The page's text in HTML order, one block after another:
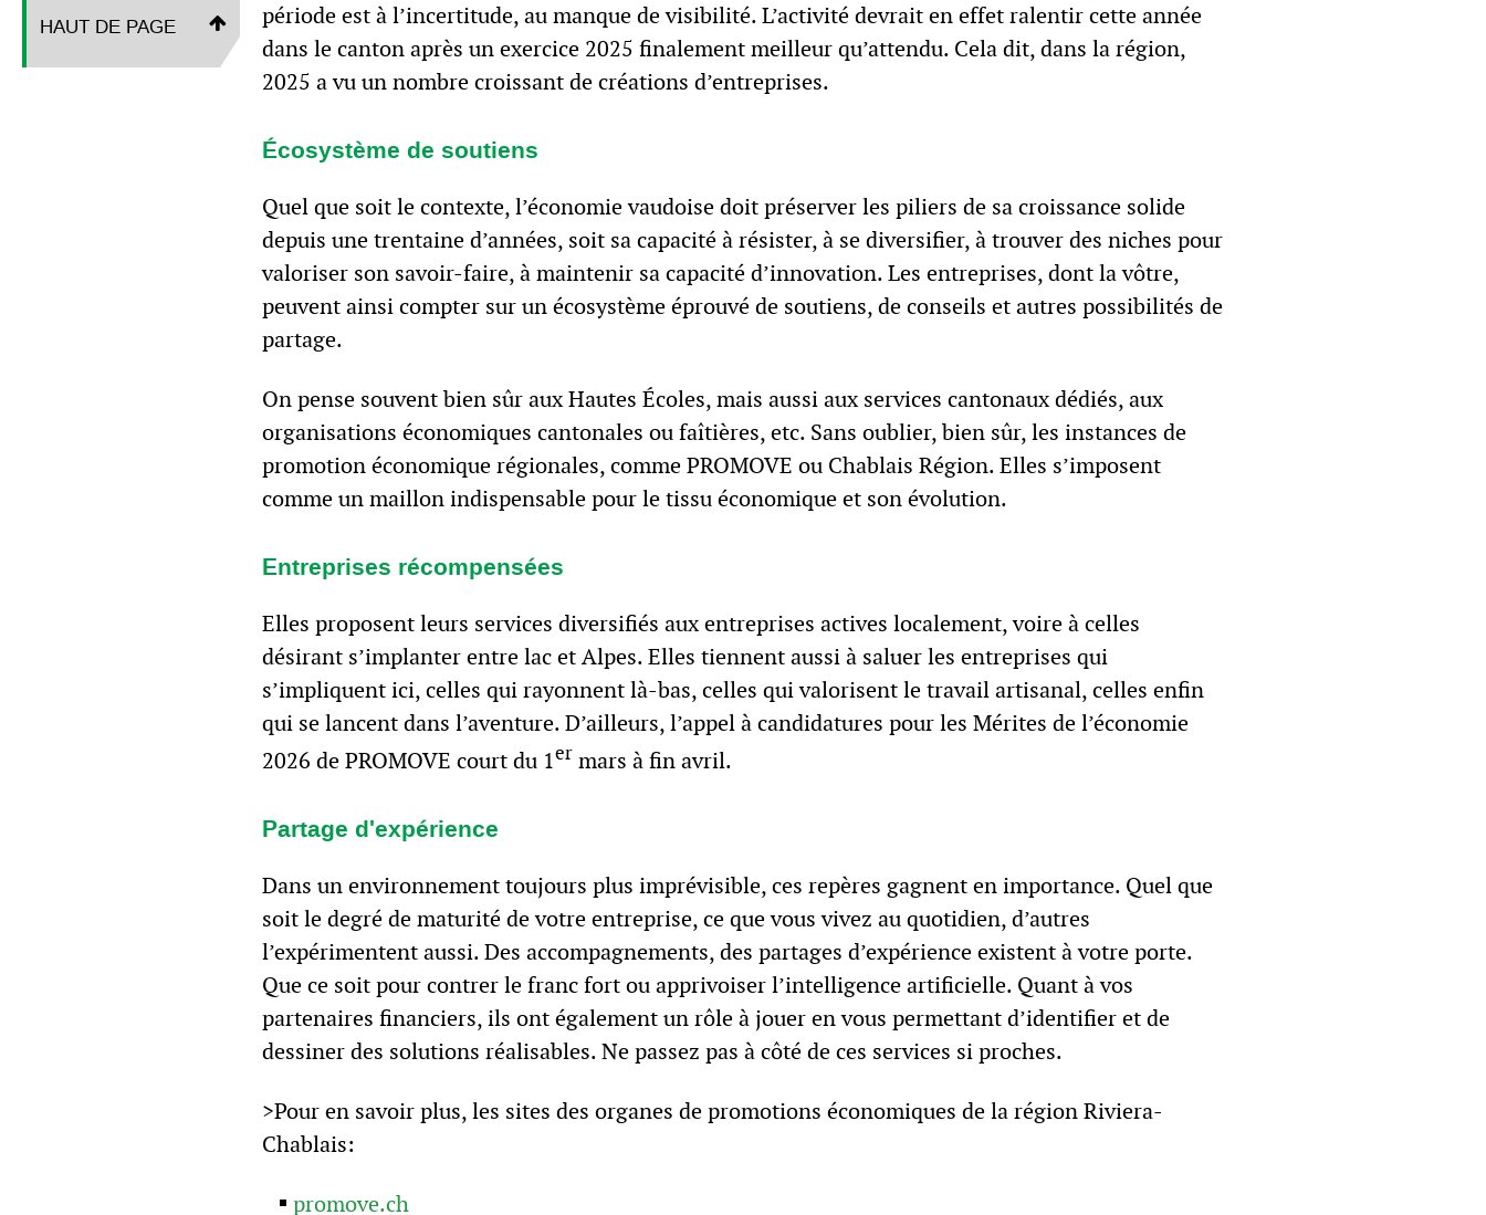
HAUT DE PAGE
période est à l’incertitude, au manque de visibilité. L’activité devrait en effet ralentir cette année
dans le canton après un exercice 2025 finalement meilleur qu’attendu. Cela dit, dans la région,
2025 a vu un nombre croissant de créations d’entreprises.
Écosystème de soutiens
Quel que soit le contexte, l’économie vaudoise doit préserver les piliers de sa croissance solide
depuis une trentaine d’années, soit sa capacité à résister, à se diversifier, à trouver des niches pour
valoriser son savoir-faire, à maintenir sa capacité d’innovation. Les entreprises, dont la vôtre,
peuvent ainsi compter sur un écosystème éprouvé de soutiens, de conseils et autres possibilités de
partage.
On pense souvent bien sûr aux Hautes Écoles, mais aussi aux services cantonaux dédiés, aux
organisations économiques cantonales ou faîtières, etc. Sans oublier, bien sûr, les instances de
promotion économique régionales, comme PROMOVE ou Chablais Région. Elles s’imposent
comme un maillon indispensable pour le tissu économique et son évolution.
Entreprises récompensées
Elles proposent leurs services diversifiés aux entreprises actives localement, voire à celles
désirant s’implanter entre lac et Alpes. Elles tiennent aussi à saluer les entreprises qui
s’impliquent ici, celles qui rayonnent là-bas, celles qui valorisent le travail artisanal, celles enfin
qui se lancent dans l’aventure. D’ailleurs, l’appel à candidatures pour les Mérites de l’économie
2026 de PROMOVE court du 1er mars à fin avril.
Partage d'expérience
Dans un environnement toujours plus imprévisible, ces repères gagnent en importance. Quel que
soit le degré de maturité de votre entreprise, ce que vous vivez au quotidien, d’autres
l’expérimentent aussi. Des accompagnements, des partages d’expérience existent à votre porte.
Que ce soit pour contrer le franc fort ou apprivoiser l’intelligence artificielle. Quant à vos
partenaires financiers, ils ont également un rôle à jouer en vous permettant d’identifier et de
dessiner des solutions réalisables. Ne passez pas à côté de ces services si proches.
>Pour en savoir plus, les sites des organes de promotions économiques de la région Riviera-
Chablais:
promove.ch